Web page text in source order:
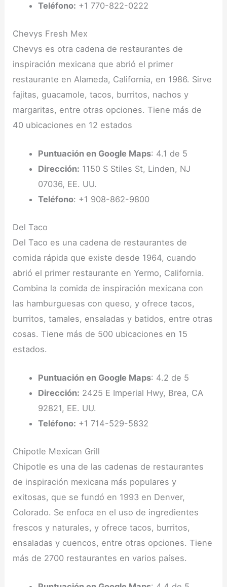
Teléfono: +1 770-822-0222
Chevys Fresh Mex
Chevys es otra cadena de restaurantes de
inspiración mexicana que abrió el primer
restaurante en Alameda, California, en 1986. Sirve
fajitas, guacamole, tacos, burritos, nachos y
margaritas, entre otras opciones. Tiene más de
40 ubicaciones en 12 estados
Puntuación en Google Maps: 4.1 de 5
Dirección: 1150 S Stiles St, Linden, NJ
07036, EE. UU.
Teléfono: +1 908-862-9800
Del Taco
Del Taco es una cadena de restaurantes de
comida rápida que existe desde 1964, cuando
abrió el primer restaurante en Yermo, California.
Combina la comida de inspiración mexicana con
las hamburguesas con queso, y ofrece tacos,
burritos, tamales, ensaladas y batidos, entre otras
cosas. Tiene más de 500 ubicaciones en 15
estados.
Puntuación en Google Maps: 4.2 de 5
Dirección: 2425 E Imperial Hwy, Brea, CA
92821, EE. UU.
Teléfono: +1 714-529-5832
Chipotle Mexican Grill
Chipotle es una de las cadenas de restaurantes
de inspiración mexicana más populares y
exitosas, que se fundó en 1993 en Denver,
Colorado. Se enfoca en el uso de ingredientes
frescos y naturales, y ofrece tacos, burritos,
ensaladas y cuencos, entre otras opciones. Tiene
más de 2700 restaurantes en varios países.